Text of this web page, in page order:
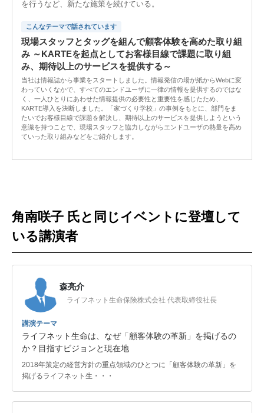
を行うなど、新たな施策を続けている。
こんなテーマで話されています
現場スタッフとタッグを組んで顧客体験を高めた取り組
み ～KARTEを起点としてお客様目線で課題に取り組
み、期待以上のサービスを提供する～
当社は情報誌から事業をスタートしました。情報発信の場が紙からWebに変
わっていくなかで、すべてのエンドユーザに一律の情報を提供するのではな
く、一人ひとりにあわせた情報提供の必要性と重要性を感じたため、
KARTE導入を決断しました。「家づくり学校」の事例をもとに、部門をま
たいでお客様目線で課題を解決し、期待以上のサービスを提供しようという
意識を持つことで、現場スタッフと協力しながらエンドユーザの熱量を高め
ていった取り組みなどをご紹介します。
角南咲子 氏と同じイベントに登壇して
いる講演者
森亮介
ライフネット生命保険株式会社 代表取締役社長
講演テーマ
ライフネット生命は、なぜ「顧客体験の革新」を掲げるの
か？目指すビジョンと現在地
2018年策定の経営方針の重点領域のひとつに「顧客体験の革新」を
掲げるライフネット生・・・